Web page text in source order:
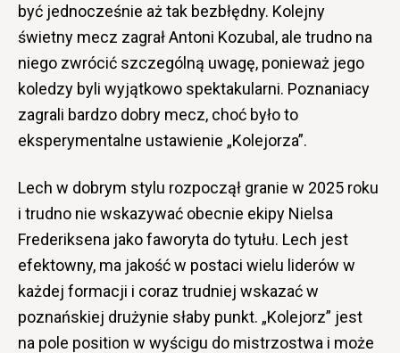
być jednocześnie aż tak bezbłędny. Kolejny
świetny mecz zagrał Antoni Kozubal, ale trudno na
niego zwrócić szczególną uwagę, ponieważ jego
koledzy byli wyjątkowo spektakularni. Poznaniacy
zagrali bardzo dobry mecz, choć było to
eksperymentalne ustawienie „Kolejorza”.
Lech w dobrym stylu rozpoczął granie w 2025 roku
i trudno nie wskazywać obecnie ekipy Nielsa
Frederiksena jako faworyta do tytułu. Lech jest
efektowny, ma jakość w postaci wielu liderów w
każdej formacji i coraz trudniej wskazać w
poznańskiej drużynie słaby punkt. „Kolejorz” jest
na pole position w wyścigu do mistrzostwa i może